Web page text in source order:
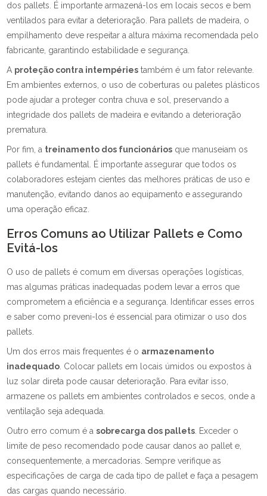
dos pallets. É importante armazená-los em locais secos e bem
ventilados para evitar a deterioração. Para pallets de madeira, o
empilhamento deve respeitar a altura máxima recomendada pelo
fabricante, garantindo estabilidade e segurança.
A proteção contra intempéries também é um fator relevante.
Em ambientes externos, o uso de coberturas ou paletes plásticos
pode ajudar a proteger contra chuva e sol, preservando a
integridade dos pallets de madeira e evitando a deterioração
prematura.
Por fim, a treinamento dos funcionários que manuseiam os
pallets é fundamental. É importante assegurar que todos os
colaboradores estejam cientes das melhores práticas de uso e
manutenção, evitando danos ao equipamento e assegurando
uma operação eficaz.
Erros Comuns ao Utilizar Pallets e Como
Evitá-los
O uso de pallets é comum em diversas operações logísticas,
mas algumas práticas inadequadas podem levar a erros que
comprometem a eficiência e a segurança. Identificar esses erros
e saber como preveni-los é essencial para otimizar o uso dos
pallets.
Um dos erros mais frequentes é o armazenamento
inadequado . Colocar pallets em locais úmidos ou expostos à
luz solar direta pode causar deterioração. Para evitar isso,
armazene os pallets em ambientes controlados e secos, onde a
ventilação seja adequada.
Outro erro comum é asobrecarga dos pallets . Exceder o
limite de peso recomendado pode causar danos ao pallet e,
consequentemente, a mercadorias. Sempre verifique as
especificações de carga de cada tipo de pallet e faça a pesagem
das cargas quando necessário.